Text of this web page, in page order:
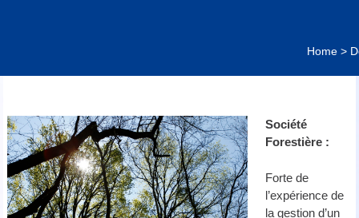
Home >
Société
Forestière :
Forte de
l’expérience de
la gestion d’un